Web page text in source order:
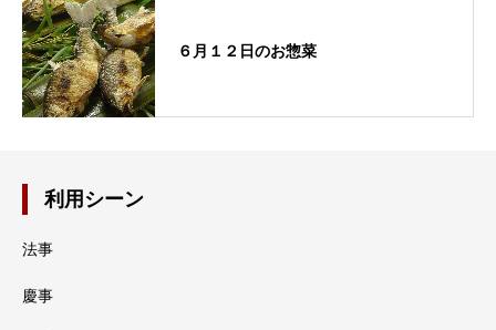
６月１２日のお惣菜
利用シーン
法事
慶事